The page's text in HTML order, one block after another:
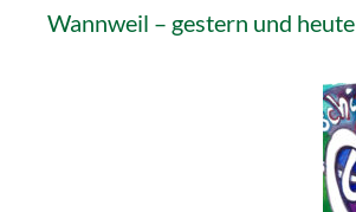
Wannweil – gestern und heute